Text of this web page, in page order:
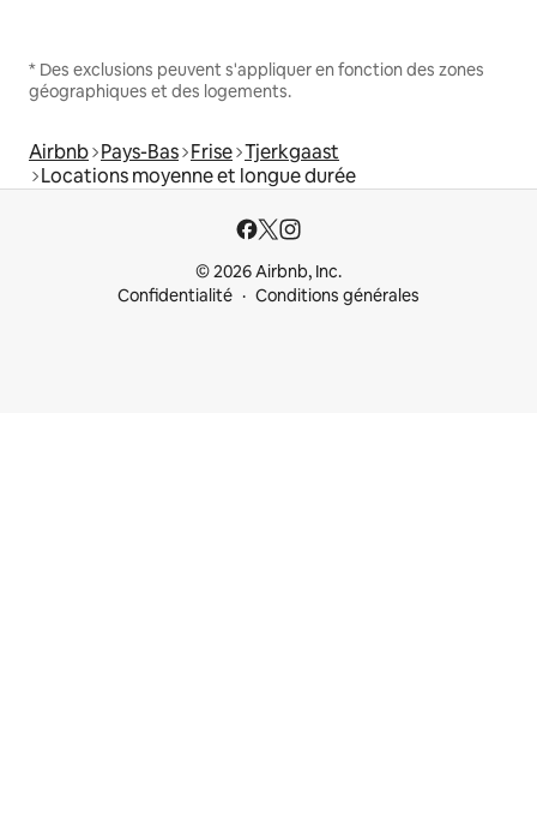
* Des exclusions peuvent s'appliquer en fonction des zones
géographiques et des logements.
Airbnb Pays-Bas Frise Tjerkgaast
Locations moyenne et longue durée
© 2026 Airbnb, Inc.
Confidentialité
Conditions générales